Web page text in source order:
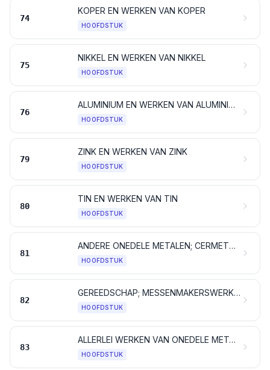
74
KOPER EN WERKEN VAN KOPER
HOOFDSTUK
75
NIKKEL EN WERKEN VAN NIKKEL
HOOFDSTUK
76
ALUMINIUM EN WERKEN VAN ALUMINIUM
HOOFDSTUK
79
ZINK EN WERKEN VAN ZINK
HOOFDSTUK
80
TIN EN WERKEN VAN TIN
HOOFDSTUK
81
ANDERE ONEDELE METALEN; CERMETS; WERKEN VAN DEZE STOFFEN
HOOFDSTUK
82
GEREEDSCHAP; MESSENMAKERSWERK, LEPELS EN VORKEN, VAN ONEDEL METAAL; DELEN VAN DEZE ARTIKELEN VAN ONEDEL METAAL
HOOFDSTUK
83
ALLERLEI WERKEN VAN ONEDELE METALEN
HOOFDSTUK